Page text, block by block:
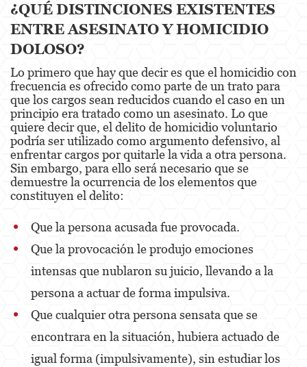
Battery
Battery Or Corporal Injury On A Spouse
Battery with Serious Bodily Injury
Assault On A Public Official
Domestic Violence
Child Abuse
Child Endangerment
Child Neglect
Corporal Injury
Domestic Battery
¿QUÉ DISTINCIONES EXISTENTES
ENTRE ASESINATO Y HOMICIDIO
DOLOSO?
Lo primero que hay que decir es que el homicidio con
frecuencia es ofrecido como parte de un trato para
que los cargos sean reducidos cuando el caso en un
principio era tratado como un asesinato. Lo que
quiere decir que, el delito de homicidio voluntario
podría ser utilizado como argumento defensivo, al
enfrentar cargos por quitarle la vida a otra persona.
Sin embargo, para ello será necesario que se
demuestre la ocurrencia de los elementos que
constituyen el delito:
Que la persona acusada fue provocada.
Que la provocación le produjo emociones
intensas que nublaron su juicio, llevando a la
persona a actuar de forma impulsiva.
Que cualquier otra persona sensata que se
encontrara en la situación, hubiera actuado de
igual forma (impulsivamente), sin estudiar los